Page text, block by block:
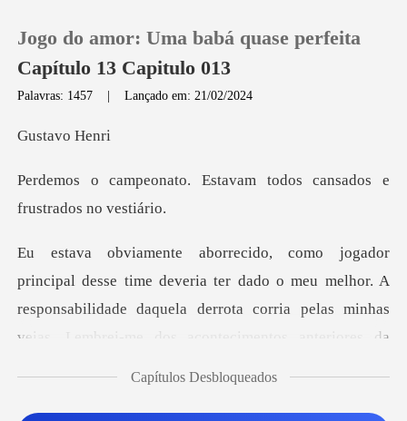
Loja
Sair
Jogo do amor: Uma babá quase perfeita
Capítulo 13 Capitulo 013
Palavras: 1457 |Lançado em: 21/02/2024
avo
stavam todos cansados e
eu melhor. A
responsabilidade daquela derrota corria pelas minhas
veias. Lembrei-me dos
Capítulos Desbloqueados